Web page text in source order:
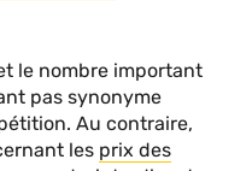
le nombre important
pas synonyme
Au contraire,
les prix des